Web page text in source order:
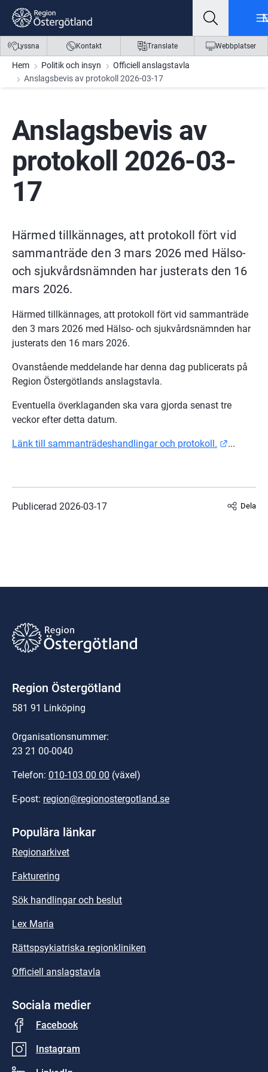
Gå till innehåll
Gå till meny
Gå till sidfot
Lyssna Kontakt Translate Webbplatser
Hem Politik och insyn
Officiell anslagstavla
Anslagsbevis av protokoll 2026-03-17
Anslagsbevis av
protokoll 2026-03-
17
Härmed tillkännages, att protokoll fört vid
sammanträde den 3 mars 2026 med Hälso-
och sjukvårdsnämnden har justerats den 16
mars 2026.
Härmed tillkännages, att protokoll fört vid sammanträde
den 3 mars 2026 med Hälso- och sjukvårdsnämnden har
justerats den 16 mars 2026.
Ovanstående meddelande har denna dag publicerats på
Region Östergötlands anslagstavla.
Eventuella överklaganden ska vara gjorda senast tre
veckor efter detta datum.
Länk till sammanträdeshandlingar och protokoll. Länk till
...
Publicerad 2026-03-17 Dela
Region Östergötland
581 91 Linköping
Organisationsnummer:
23 21 00-0040
Telefon: 010-103 00 00 (växel)
E-post: region@regionostergotland.se
Populära länkar
Regionarkivet
Fakturering
Sök handlingar och beslut
Lex Maria
Rättspsykiatriska regionkliniken
Officiell anslagstavla
Sociala medier
Facebook
Instagram